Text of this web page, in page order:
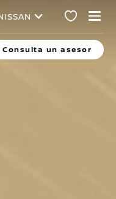
Consulta un asesor